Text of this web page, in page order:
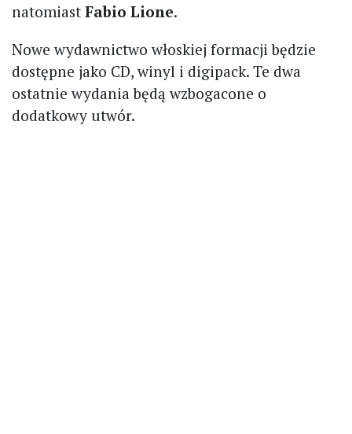
natomiast Fabio Lione.
Nowe wydawnictwo włoskiej formacji będzie
dostępne jako CD, winyl i digipack. Te dwa
ostatnie wydania będą wzbogacone o
dodatkowy utwór.